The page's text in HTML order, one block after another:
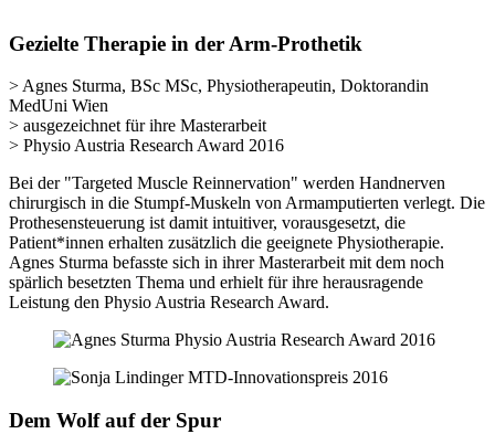
Gezielte Therapie in der Arm-Prothetik
> Agnes Sturma, BSc MSc, Physiotherapeutin, Doktorandin
MedUni Wien
> ausgezeichnet für ihre Masterarbeit
> Physio Austria Research Award 2016
Bei der "Targeted Muscle Reinnervation" werden Handnerven
chirurgisch in die Stumpf-Muskeln von Armamputierten verlegt. Die
Prothesensteuerung ist damit intuitiver, vorausgesetzt, die
Patient*innen erhalten zusätzlich die geeignete Physiotherapie.
Agnes Sturma befasste sich in ihrer Masterarbeit mit dem noch
spärlich besetzten Thema und erhielt für ihre herausragende
Leistung den Physio Austria Research Award.
Dem Wolf auf der Spur